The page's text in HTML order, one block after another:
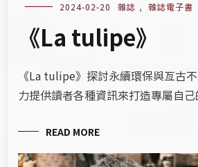
2024-02-20 雜誌 , 雜誌電子書
《La tulipe》
《La tulipe》探討永續環保與亙古
力提供讀者各種資訊來打造專屬自
READ MORE